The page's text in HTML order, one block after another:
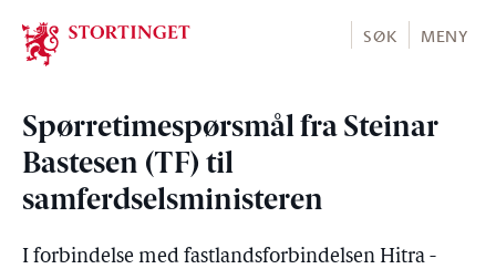
Stortinget.no
SØK MENY
Spørretimespørsmål fra Steinar
Bastesen (TF) til
samferdselsministeren
I forbindelse med fastlandsforbindelsen Hitra -